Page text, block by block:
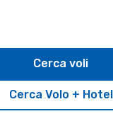
Cerca Volo + Hotel
Cerca voli